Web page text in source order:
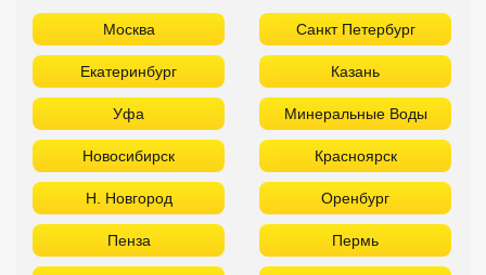
Москва Санкт Петербург
Екатеринбург Казань
Уфа Минеральные Воды
Новосибирск Красноярск
Н. Новгород Оренбург
Пенза Пермь